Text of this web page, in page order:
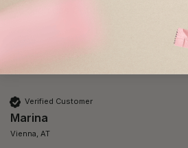
ich auch das Gefühl die heute hält
Verified Customer
Marina
Vienna, AT